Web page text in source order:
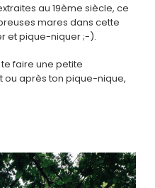
au 19ème siècle, ce
mares dans cette
et pique-niquer ;-).
faire une petite
ou après ton pique-nique,